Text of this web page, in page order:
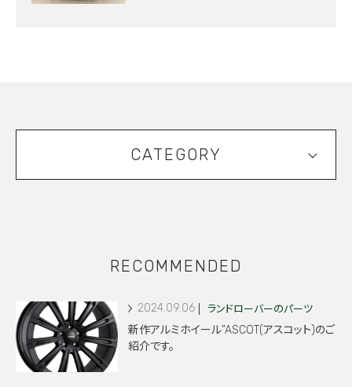
CATEGORY
RECOMMENDED
2024.09.06 ランドローバーのパーツ
新作アルミホイール”ASCOT(アスコット)のご
紹介です。